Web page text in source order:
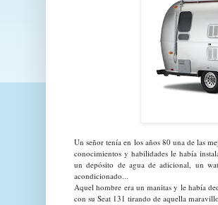
Un señor tenía en los años 80 una de las
conocimientos y habilidades le había
un depósito de agua de adicional, un
acondicionado...
Aquel hombre era un manitas y le había
con su Seat 131 tirando de aquella